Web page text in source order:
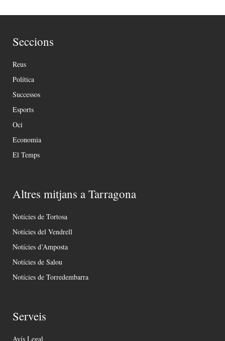
Seccions
Reus
Política
Successos
Esports
Oci
Economia
El Temps
Altres mitjans a Tarragona
Notícies de Tortosa
Notícies del Vendrell
Notícies d’Amposta
Notícies de Salou
Notícies de Torredembarra
Serveis
Avís Legal